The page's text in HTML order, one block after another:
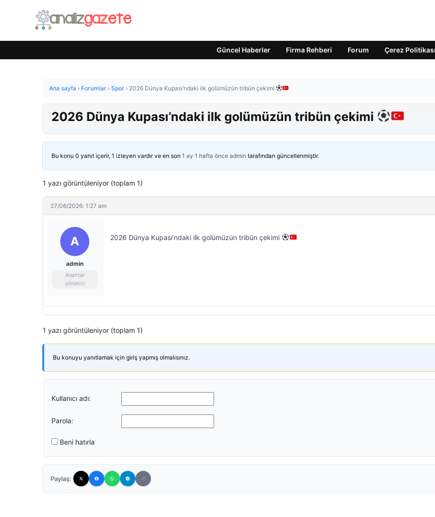
Güncel Haberler Firma Rehberi Forum Çerez Politikası
Ana sayfa › Forumlar › Spor › 2026 Dünya Kupası’ndaki ilk golümüzün tribün çekimi
2026 Dünya Kupası’ndaki ilk golümüzün tribün çekimi
Bu konu 0 yanıt içerir, 1 izleyen vardır ve en son 1 ay 1 hafta önce admin tarafından güncellenmiştir.
1 yazı görüntüleniyor (toplam 1)
27/06/2026: 1:27 am
A
admin
Anahtar
yönetici
2026 Dünya Kupası’ndaki ilk golümüzün tribün çekimi
1 yazı görüntüleniyor (toplam 1)
Bu konuyu yanıtlamak için giriş yapmış olmalısınız.
Kullanıcı adı:
Parola:
Beni hatırla
Paylaş: